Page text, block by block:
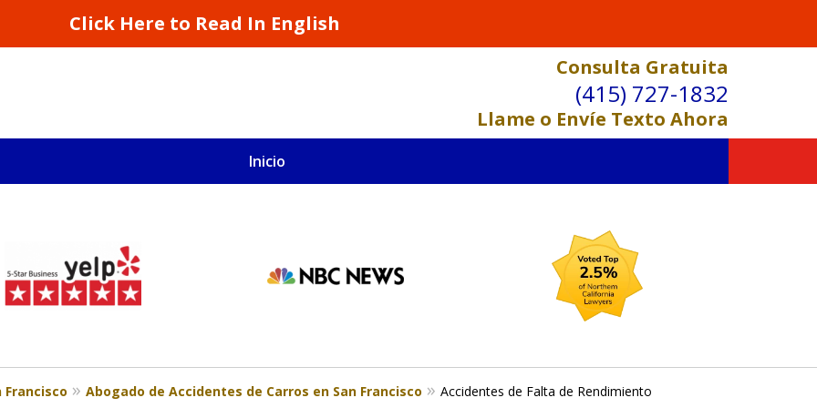
Click Here to Read In English
Consulta Gratuita
(415) 727-1832
Llame o Envíe Texto Ahora
Inicio
Francisco y California
Francisco Abogado de Accidentes de Carros en San Francisco Accidentes de Falta de Rendimiento